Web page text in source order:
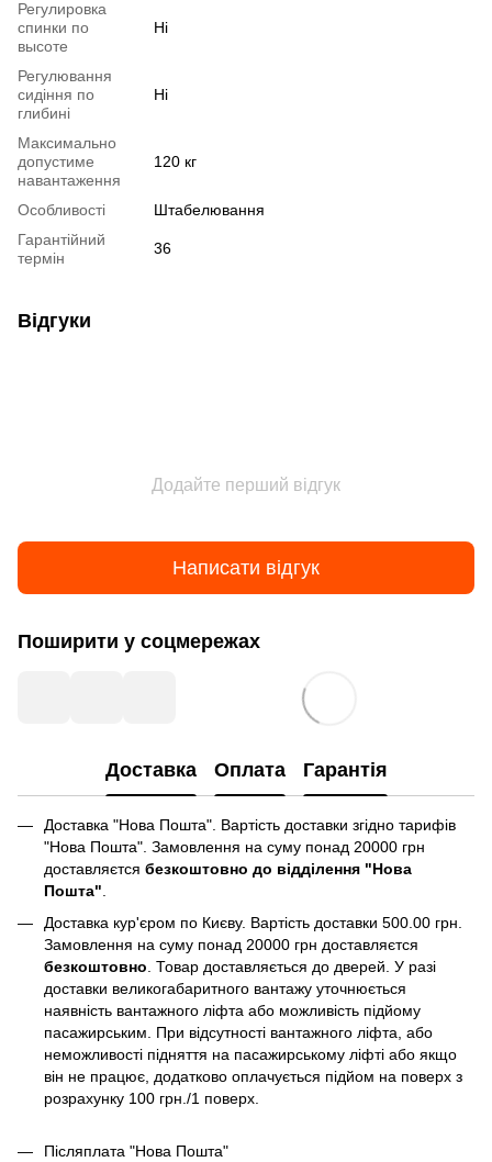
Регулировка
спинки по
высоте
Ні
Регулювання
сидіння по
глибині
Ні
Максимально
допустиме
навантаження
120 кг
Особливості
Штабелювання
Гарантійний
термін
36
Відгуки
Додайте перший відгук
Написати відгук
Поширити у соцмережах
Доставка Оплата Гарантія
Доставка "Нова Пошта". Вартість доставки згідно тарифів
"Нова Пошта". Замовлення на суму понад 20000 грн
доставляєтся безкоштовно до відділення "Нова
Пошта".
Доставка кур'єром по Києву. Вартість доставки 500.00 грн.
Замовлення на суму понад 20000 грн доставляєтся
безкоштовно . Товар доставляється до дверей. У разі
доставки великогабаритного вантажу уточнюється
наявність вантажного ліфта або можливість підйому
пасажирським. При відсутності вантажного ліфта, або
неможливості підняття на пасажирському ліфті або якщо
він не працює, додатково оплачується підйом на поверх з
розрахунку 100 грн./1 поверх.
Післяплата "Нова Пошта"